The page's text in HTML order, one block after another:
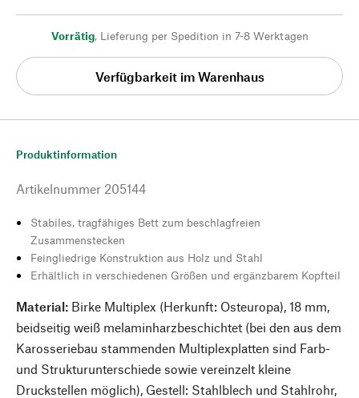
Vorrätig, Lieferung per Spedition in 7-8 Werktagen
Verfügbarkeit im Warenhaus
Produktinformation
Artikelnummer 205144
Stabiles, tragfähiges Bett zum beschlagfreien
Zusammenstecken
Feingliedrige Konstruktion aus Holz und Stahl
Erhältlich in verschiedenen Größen und ergänzbarem Kopfteil
Material: Birke Multiplex (Herkunft: Osteuropa), 18 mm,
beidseitig weiß melaminharzbeschichtet (bei den aus dem
Karosseriebau stammenden Multiplexplatten sind Farb-
und Strukturunterschiede sowie vereinzelt kleine
Druckstellen möglich), Gestell: Stahlblech und Stahlrohr,